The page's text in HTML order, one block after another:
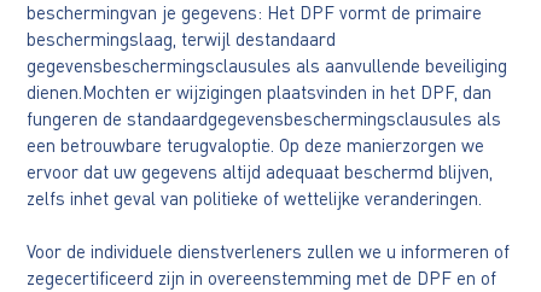
beschermingvan je gegevens: Het DPF vormt de primaire
beschermingslaag, terwijl destandaard
gegevensbeschermingsclausules als aanvullende beveiliging
dienen.Mochten er wijzigingen plaatsvinden in het DPF, dan
fungeren de standaardgegevensbeschermingsclausules als
een betrouwbare terugvaloptie. Op deze manierzorgen we
ervoor dat uw gegevens altijd adequaat beschermd blijven,
zelfs inhet geval van politieke of wettelijke veranderingen.
Voor de individuele dienstverleners zullen we u informeren of
zegecertificeerd zijn in overeenstemming met de DPF en of